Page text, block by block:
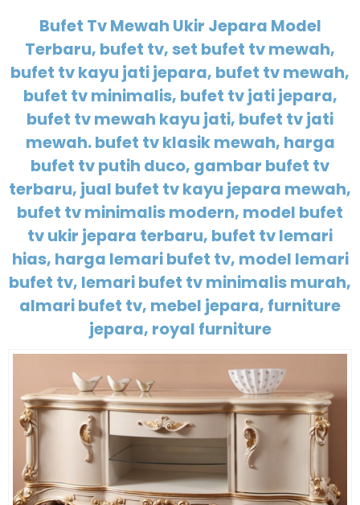
Bufet Tv Mewah Ukir Jepara Model
Terbaru, bufet tv, set bufet tv mewah,
bufet tv kayu jati jepara, bufet tv mewah,
bufet tv minimalis, bufet tv jati jepara,
bufet tv mewah kayu jati, bufet tv jati
mewah. bufet tv klasik mewah, harga
bufet tv putih duco, gambar bufet tv
terbaru, jual bufet tv kayu jepara mewah,
bufet tv minimalis modern, model bufet
tv ukir jepara terbaru, bufet tv lemari
hias, harga lemari bufet tv, model lemari
bufet tv, lemari bufet tv minimalis murah,
almari bufet tv, mebel jepara, furniture
jepara, royal furniture